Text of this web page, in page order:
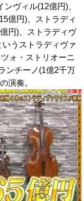
ヴィル(12億円)、
億円)、ストラディ
円)、ストラディヴ
うストラディヴァ
ォ・ストリオーニ
ンチーノ(1億2千万
演奏。